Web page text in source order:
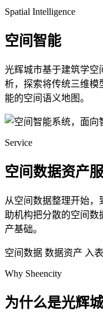
Spatial Intelligence
空间智能
光辉城市基于建筑学空
析，探索将传统三维模
能的空间语义地图。
Service
空间数据资产
从空间数据整理开始
助机构把分散的空间数
产基础。
空间数据 数据资产 入
Why Sheencity
为什么是光辉